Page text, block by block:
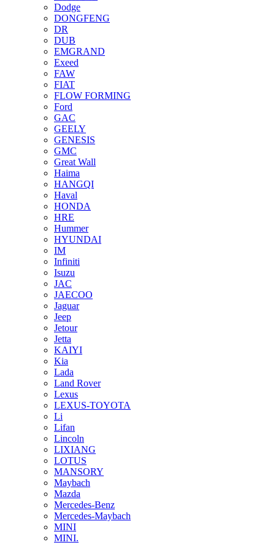
Dodge
DONGFENG
DR
DUB
EMGRAND
Exeed
FAW
FIAT
FLOW FORMING
Ford
GAC
GEELY
GENESIS
GMC
Great Wall
Haima
HANGQI
Haval
HONDA
HRE
Hummer
HYUNDAI
IM
Infiniti
Isuzu
JAC
JAECOO
Jaguar
Jeep
Jetour
Jetta
KAIYI
Kia
Lada
Land Rover
Lexus
LEXUS-TOYOTA
Li
Lifan
Lincoln
LIXIANG
LOTUS
MANSORY
Maybach
Mazda
Mercedes-Benz
Mercedes-Maybach
MINI
MINI.